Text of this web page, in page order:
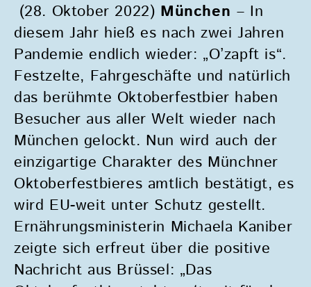
(28. Oktober 2022) München – In
diesem Jahr hieß es nach zwei Jahren
Pandemie endlich wieder: „O’zapft is“.
Festzelte, Fahrgeschäfte und natürlich
das berühmte Oktoberfestbier haben
Besucher aus aller Welt wieder nach
München gelockt. Nun wird auch der
einzigartige Charakter des Münchner
Oktoberfestbieres amtlich bestätigt, es
wird EU-weit unter Schutz gestellt.
Ernährungsministerin Michaela Kaniber
zeigte sich erfreut über die positive
Nachricht aus Brüssel: „Das